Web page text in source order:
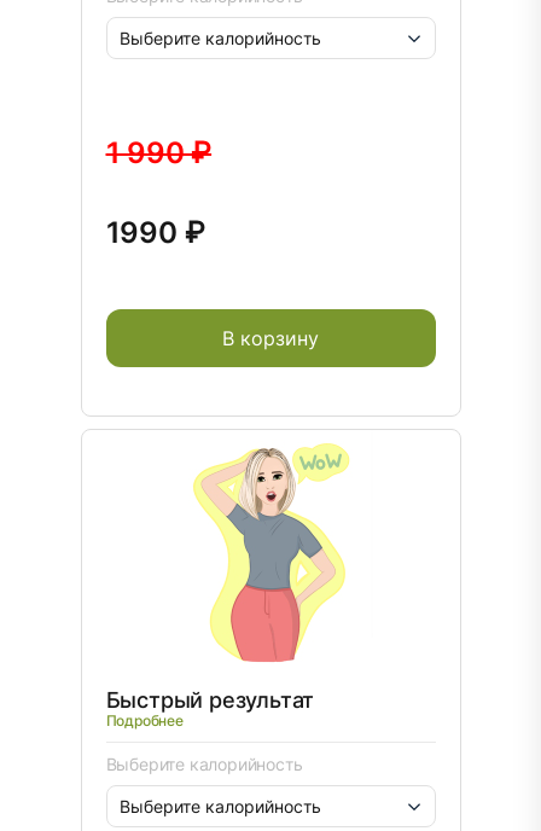
1 990 ₽
1990 ₽
В корзину
Быстрый результат
Подробнее
Выберите калорийность